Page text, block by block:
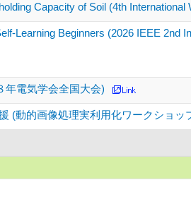
Capacity of Soil (4th
Learning Beginners (2026 IEEE 2nd
年電気学会全国大会)
(動的画像処理実利用化ワークショッ